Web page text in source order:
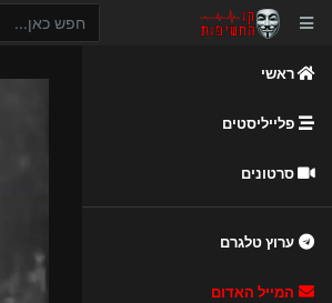
ראשי
פלייליסטים
סרטונים
ערוץ טלגרם
המייל האדום